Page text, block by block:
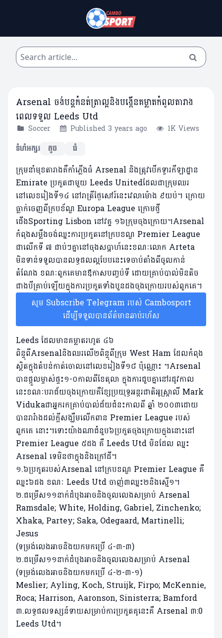
Arsenal ចង់បន្តកំនត់ត្រាល្អនិងបង្កើនគម្លាតកំពូលតារាង
ពេលទទួល Leeds Utd
Soccer Published 3 years ago
1K Views
ទំហំអក្សរ
តូច ធំ
ក្រុមនាំមុខតារាងគឺកាំភ្លើងធំ Arsenal និងត្រូវបើកទ្វារកីឡាដ្ឋាន
Emirate ប្រកួតជាមួយ Leeds Unitedដែលជាក្រុមឈរ
នៅលេខរៀងទី១៤ នៅរាត្រីថ្ងៃសៅរ៍នេះវេលាម៉ោង ៩យប់។ ក្រោយ
ធ្លាក់ចេញពីក្របខ័ណ្ឌ Europa League ក្រោមថ្វី
ជើងSporting Lisbon នៅវគ្គ ១៦ក្រុមចុងក្រោយ។Arsenal
កំពុងសម្លឹងចង់ឈ្នះការប្រកួតនៅក្របខណ្ឌ Premier League
ជាលើកទី ៧ ជាប់ៗគ្នានៅចុងសប្តាហ៍នេះខណៈលោក Arteta
មិនទាន់ទទួលបានលទ្ធផលល្អបែបនេះទេចាប់តាំងពីចូលកាន់
តំណែង ខណៈពួកគេមានឪកាសបញ្ចប់ទី ដោយគ្រាប់​បាល់​មិនតិច
ជាង​បីគ្រាប់ឡើយ​ក្នុង​ការ​ប្រកួត​ទាំង​បួន​ដងចុង​ក្រោយ​របស់​ពួក​គេ។
សូម Subscribe Telegram របស់ Cambosport
ដើម្បីទទួលបានព័ត៌មានឆាប់រហ័ស
Leeds ដែលមានគម្លាតរហូត ៤៦
ពិន្ទុពីArsenalនិងឈរលើ២ពិន្ទុពីក្រុម West Ham ដែលកំពុង
ស្ថិតក្នុងតំបន់កាត់ចោលនៅលេខរៀងទី១៨ ប៉ុណ្ណោះ ។Arsenal
បានផ្តួលម្ចាស់ផ្ទះ១-០កាលពីខែតុលា ក្នុងការជួបគ្នានៅរដូវកាល
នេះខណៈបរាជ័យចុងក្រោយគឺខ្សែប្រយុទ្ធអន្តរជាតិអូស្រ្តាលី Mark
Vidukaជាអ្នករកគ្រាប់បាល់ជ័យជំនះកាលពី ឆ្នាំ ២០០៣ដោយ
បានរារំាងដល់ក្តីសង្ឃឹមលើកពាន Premier League របស់
ពួកគេ នោះ។ទោះយ៉ាងណាជំនួប៦ប្រកួតចុងក្រោយក្នុងនោះនៅ
Premier League ៥ដង គឺ Leeds Utd មិនដែល ឈ្នះ
Arsenal ទេមិនថាក្នុងនិងក្រៅដី។
១.៦ប្រកួតរបស់Arsenal នៅក្របខណ្ឌ Premier League គឺ
ឈ្នះ៦ដង ខណៈ Leeds Utd ចាញ់៣ឈ្នះ២និងស្មើ១។
២.ជម្រើស១១នាក់ដំបូងអាចនិងចូលលេងសម្រាប់ Arsenal
Ramsdale; White, Holding, Gabriel, Zinchenko;
Xhaka, Partey; Saka, Odegaard, Martinelli;
Jesus​
(ទម្រង់លេងអាចនិងយកមកប្រើ ៤-៣-៣)
២.ជម្រើស១១នាក់ដំបូងអាចនិងចូលលេងសម្រាប់ Arsenal
(ទម្រង់លេងអាចនិងយកមកប្រើ ៤-២-៣-១)
Meslier; Ayling, Koch, Struijk, Firpo; McKennie,
Roca; Harrison, Aaronson, Sinisterra; Bamford
៣.លទ្ធផលទស្សន៍ទាយសម្រាប់ការប្រកួតគូនេះគឺ Arsenal ៣:0
Leeds Utd។